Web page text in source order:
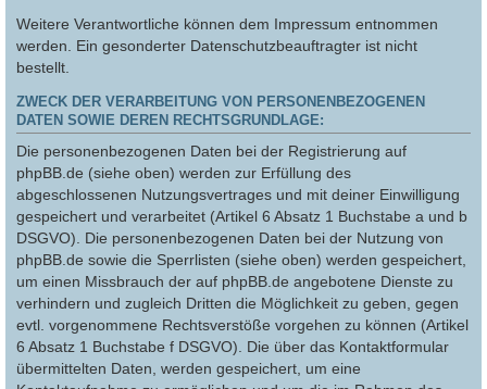
Weitere Verantwortliche können dem Impressum entnommen
werden. Ein gesonderter Datenschutzbeauftragter ist nicht
bestellt.
ZWECK DER VERARBEITUNG VON PERSONENBEZOGENEN
DATEN SOWIE DEREN RECHTSGRUNDLAGE:
Die personenbezogenen Daten bei der Registrierung auf
phpBB.de (siehe oben) werden zur Erfüllung des
abgeschlossenen Nutzungsvertrages und mit deiner Einwilligung
gespeichert und verarbeitet (Artikel 6 Absatz 1 Buchstabe a und b
DSGVO). Die personenbezogenen Daten bei der Nutzung von
phpBB.de sowie die Sperrlisten (siehe oben) werden gespeichert,
um einen Missbrauch der auf phpBB.de angebotene Dienste zu
verhindern und zugleich Dritten die Möglichkeit zu geben, gegen
evtl. vorgenommene Rechtsverstöße vorgehen zu können (Artikel
6 Absatz 1 Buchstabe f DSGVO). Die über das Kontaktformular
übermittelten Daten, werden gespeichert, um eine